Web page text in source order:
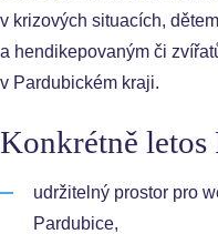
v krizových situacích,
a hendikepovaným či
v Pardubickém kraji.
Konkrétně
udržitelný prostor pro
Pardubice,